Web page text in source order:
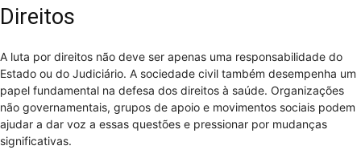
Direitos
A luta por direitos não deve ser apenas uma responsabilidade do
Estado ou do Judiciário. A sociedade civil também desempenha um
papel fundamental na defesa dos direitos à saúde. Organizações
não governamentais, grupos de apoio e movimentos sociais podem
ajudar a dar voz a essas questões e pressionar por mudanças
significativas.